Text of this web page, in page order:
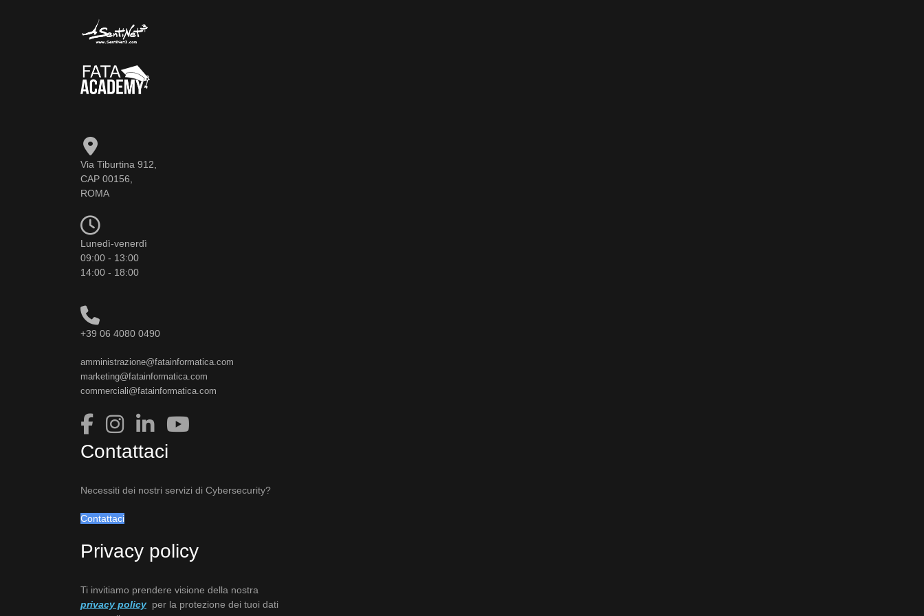
Via Tiburtina 912,
CAP 00156,
ROMA
Lunedì-venerdì
09:00 - 13:00
14:00 - 18:00
+39 06 4080 0490
amministrazione@fatainformatica.com
marketing@fatainformatica.com
commerciali@fatainformatica.com
Contattaci
Necessiti dei nostri servizi di Cybersecurity?
Contattaci
Privacy policy
Ti invitiamo prendere visione della nostra
privacy policy per la protezione dei tuoi dati